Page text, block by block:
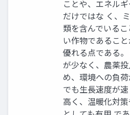
ことや、エネル
だけではな く、
類を含んでいる
い作物であるこ
優れる点である
が少なく、農薬
め、環境への負
でも生長速度が
高く、温暖化対